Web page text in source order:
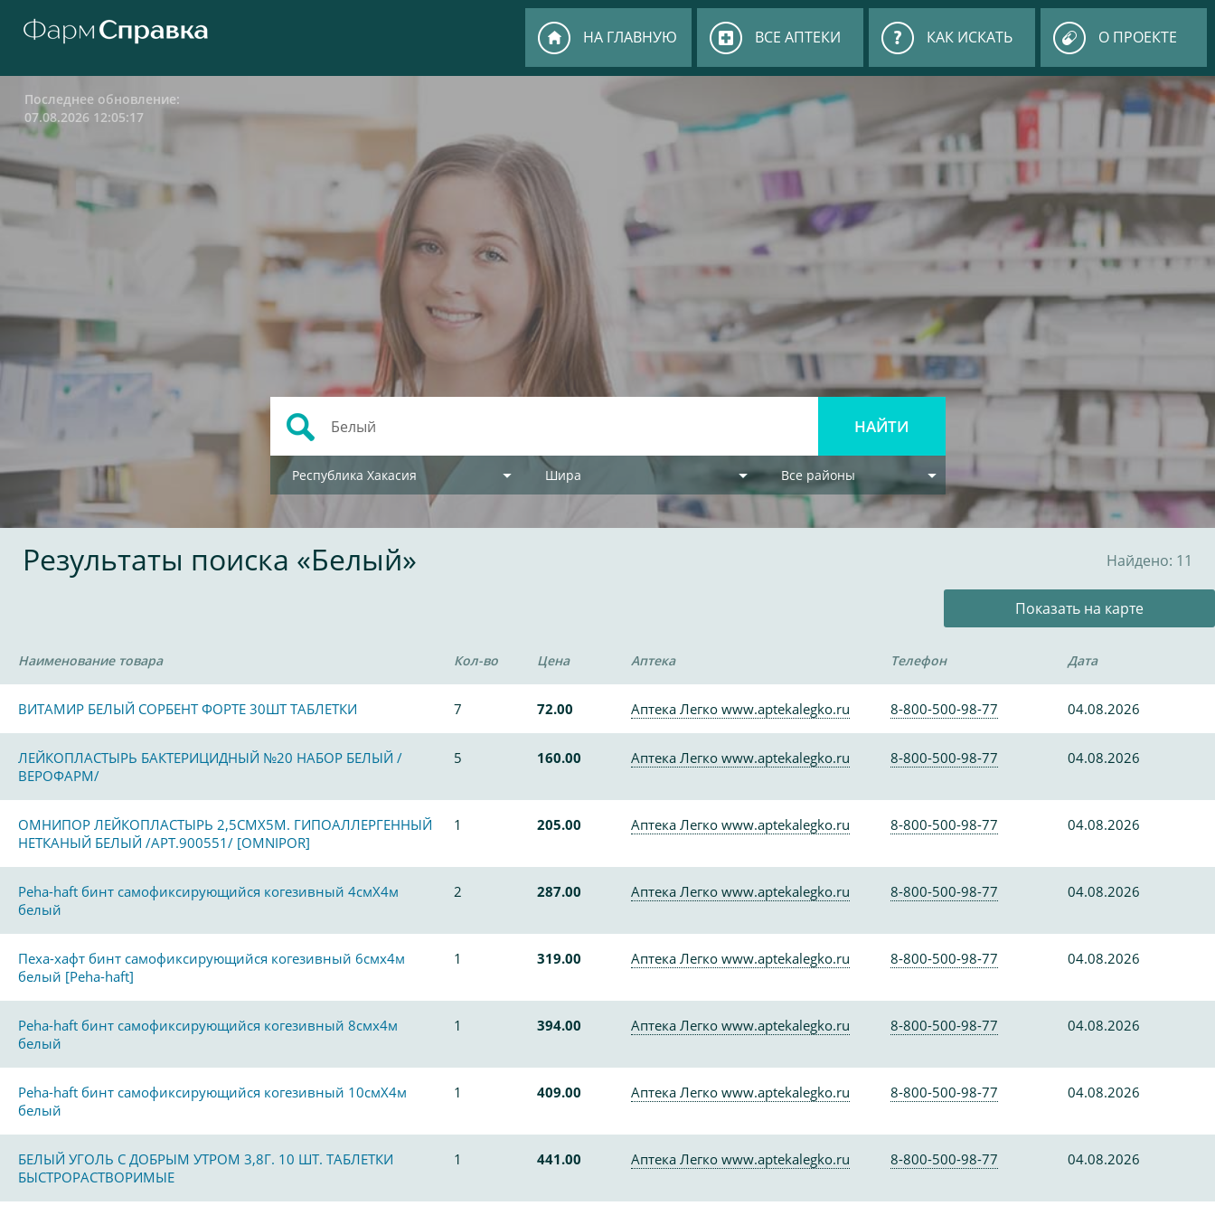
НА ГЛАВНУЮ ВСЕ АПТЕКИ КАК ИСКАТЬ О ПРОЕКТЕ
Последнее обновление:
07.08.2026 12:05:17
Республика Хакасия Шира Все районы
Результаты поиска «Белый» Найдено: 11
Показать на карте
Наименование товара Кол-во Цена Аптека Телефон Дата
ВИТАМИР БЕЛЫЙ СОРБЕНТ ФОРТЕ 30ШТ ТАБЛЕТКИ 7 72.00 Аптека Легко www.aptekalegko.ru 8-800-500-98-77 04.08.2026
ЛЕЙКОПЛАСТЫРЬ БАКТЕРИЦИДНЫЙ №20 НАБОР БЕЛЫЙ /
ВЕРОФАРМ/
5 160.00 Аптека Легко www.aptekalegko.ru 8-800-500-98-77 04.08.2026
ОМНИПОР ЛЕЙКОПЛАСТЫРЬ 2,5СМХ5М. ГИПОАЛЛЕРГЕННЫЙ
НЕТКАНЫЙ БЕЛЫЙ /АРТ.900551/ [OMNIPOR]
1 205.00 Аптека Легко www.aptekalegko.ru 8-800-500-98-77 04.08.2026
Peha-haft бинт самофиксирующийся когезивный 4смХ4м
белый
2 287.00 Аптека Легко www.aptekalegko.ru 8-800-500-98-77 04.08.2026
Пеха-хафт бинт самофиксирующийся когезивный 6смх4м
белый [Peha-haft]
1 319.00 Аптека Легко www.aptekalegko.ru 8-800-500-98-77 04.08.2026
Peha-haft бинт самофиксирующийся когезивный 8смх4м
белый
1 394.00 Аптека Легко www.aptekalegko.ru 8-800-500-98-77 04.08.2026
Peha-haft бинт самофиксирующийся когезивный 10смХ4м
белый
1 409.00 Аптека Легко www.aptekalegko.ru 8-800-500-98-77 04.08.2026
БЕЛЫЙ УГОЛЬ С ДОБРЫМ УТРОМ 3,8Г. 10 ШТ. ТАБЛЕТКИ
БЫСТРОРАСТВОРИМЫЕ
1 441.00 Аптека Легко www.aptekalegko.ru 8-800-500-98-77 04.08.2026